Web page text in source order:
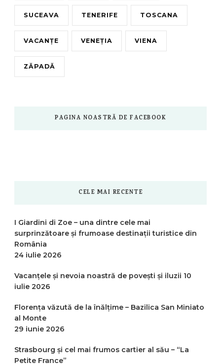
SUCEAVA TENERIFE TOSCANA
VACANȚE VENEȚIA VIENA
ZĂPADĂ
PAGINA NOASTRĂ DE FACEBOOK
CELE MAI RECENTE
I Giardini di Zoe – una dintre cele mai
surprinzătoare și frumoase destinații turistice din
România
24 iulie 2026
Vacanțele și nevoia noastră de povești și iluzii 10
iulie 2026
Florența văzută de la înălțime – Bazilica San Miniato
al Monte
29 iunie 2026
Strasbourg și cel mai frumos cartier al său – “La
Petite France”